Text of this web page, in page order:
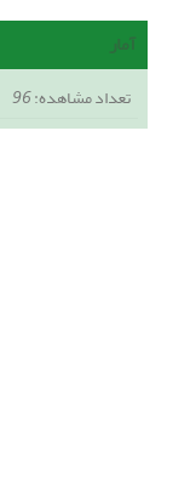
آمار
تعداد مشاهده:96